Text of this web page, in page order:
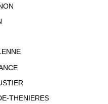
THENIERES